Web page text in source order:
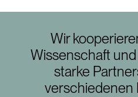
Wir
Wissenschaft
starke
verschiedenen